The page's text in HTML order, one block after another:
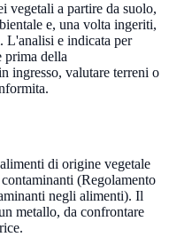
vegetali a partire da suolo,
e, una volta ingeriti,
L'analisi e indicata per
prima della
ingresso, valutare terreni o
di origine vegetale
(Regolamento
negli alimenti). Il
metallo, da confrontare